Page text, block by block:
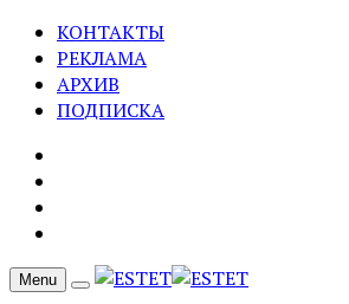
КОНТАКТЫ
РЕКЛАМА
АРХИВ
ПОДПИСКА
Menu